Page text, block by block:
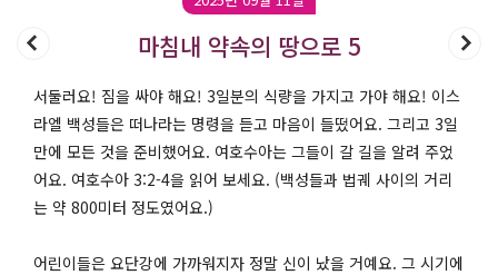
마침내 약속의 땅으로 5
서둘러요! 짐을 싸야 해요! 3일분의 식량을 가지고 가야 해요! 이스
라엘 백성들은 떠나라는 명령을 듣고 마음이 들떴어요. 그리고 3일
만에 모든 것을 준비했어요. 여호수아는 그들이 갈 길을 알려 주었
어요. 여호수아 3:2-4을 읽어 보세요. (백성들과 법궤 사이의 거리
는 약 800미터 정도였어요.)
어린이들은 요단강에 가까워지자 정말 신이 났을 거예요. 그 시기에